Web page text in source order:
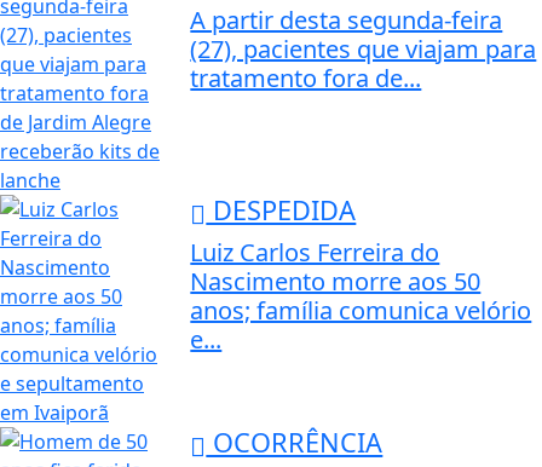
A partir desta segunda-feira
(27), pacientes que viajam para
tratamento fora de...
DESPEDIDA
Luiz Carlos Ferreira do
Nascimento morre aos 50
anos; família comunica velório
e...
OCORRÊNCIA